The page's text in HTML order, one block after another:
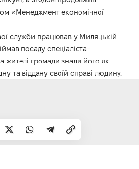
«Менеджмент економічної
служби працював у Миляцькій
посаду спеціаліста-
жителі громади знали його як
та віддану своїй справі людину.